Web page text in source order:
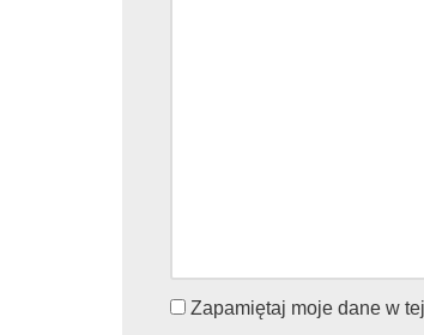
Zapamiętaj moje dane w